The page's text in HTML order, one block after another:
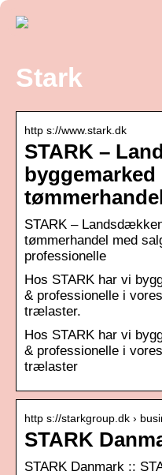
Stark
http s://www.stark.dk
STARK –
byggemarked
STARK –
tømmerhandel med
professionelle
Hos STARK har vi
& professionelle i
trælaster.
Hos STARK har vi
& professionelle i
trælaster
http s://starkgroup.dk ›
STARK
STARK Danmark ::